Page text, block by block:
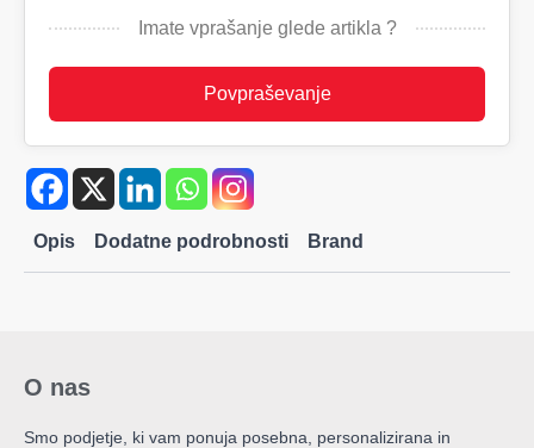
količina
Imate vprašanje glede artikla ?
Povpraševanje
Opis Dodatne podrobnosti Brand
O nas
Smo podjetje, ki vam ponuja posebna, personalizirana in